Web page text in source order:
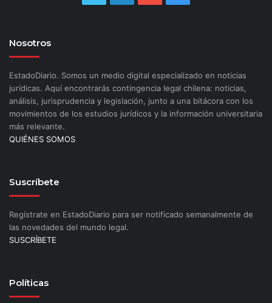
Nosotros
EstadoDiario. Somos un medio digital especializado en noticias
jurídicas. Aquí encontrarás contingencia legal chilena: noticias,
análisis, jurisprudencia y legislación, junto a una bitácora con los
movimientos de los estudios jurídicos y la información universitaria
más relevante.
QUIÉNES SOMOS
Suscríbete
Regístrate en EstadoDiario para ser notificado semanalmente de
las novedades del mundo legal.
SUSCRÍBETE
Políticas